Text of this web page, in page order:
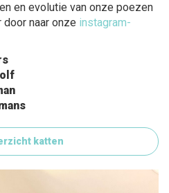
en evolutie van onze poezen
naar onze instagram-
katten